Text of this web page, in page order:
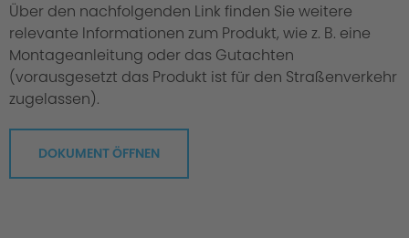
Über den nachfolgenden Link finden Sie weitere
relevante Informationen zum Produkt, wie z. B. eine
Montageanleitung oder das Gutachten
(vorausgesetzt das Produkt ist für den Straßenverkehr
zugelassen).
DOKUMENT ÖFFNEN